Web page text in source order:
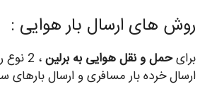
روش های ارسال بار هوایی :
برایحمل و نقل هوایی به برلین
، 2
ارسال خرده بار مسافری و ارسال